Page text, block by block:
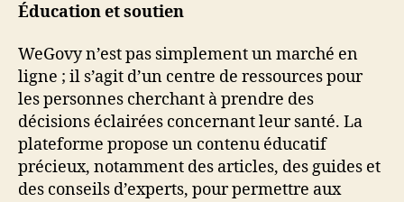
Éducation et soutien
WeGovy n’est pas simplement un marché en
ligne ; il s’agit d’un centre de ressources pour
les personnes cherchant à prendre des
décisions éclairées concernant leur santé. La
plateforme propose un contenu éducatif
précieux, notamment des articles, des guides et
des conseils d’experts, pour permettre aux